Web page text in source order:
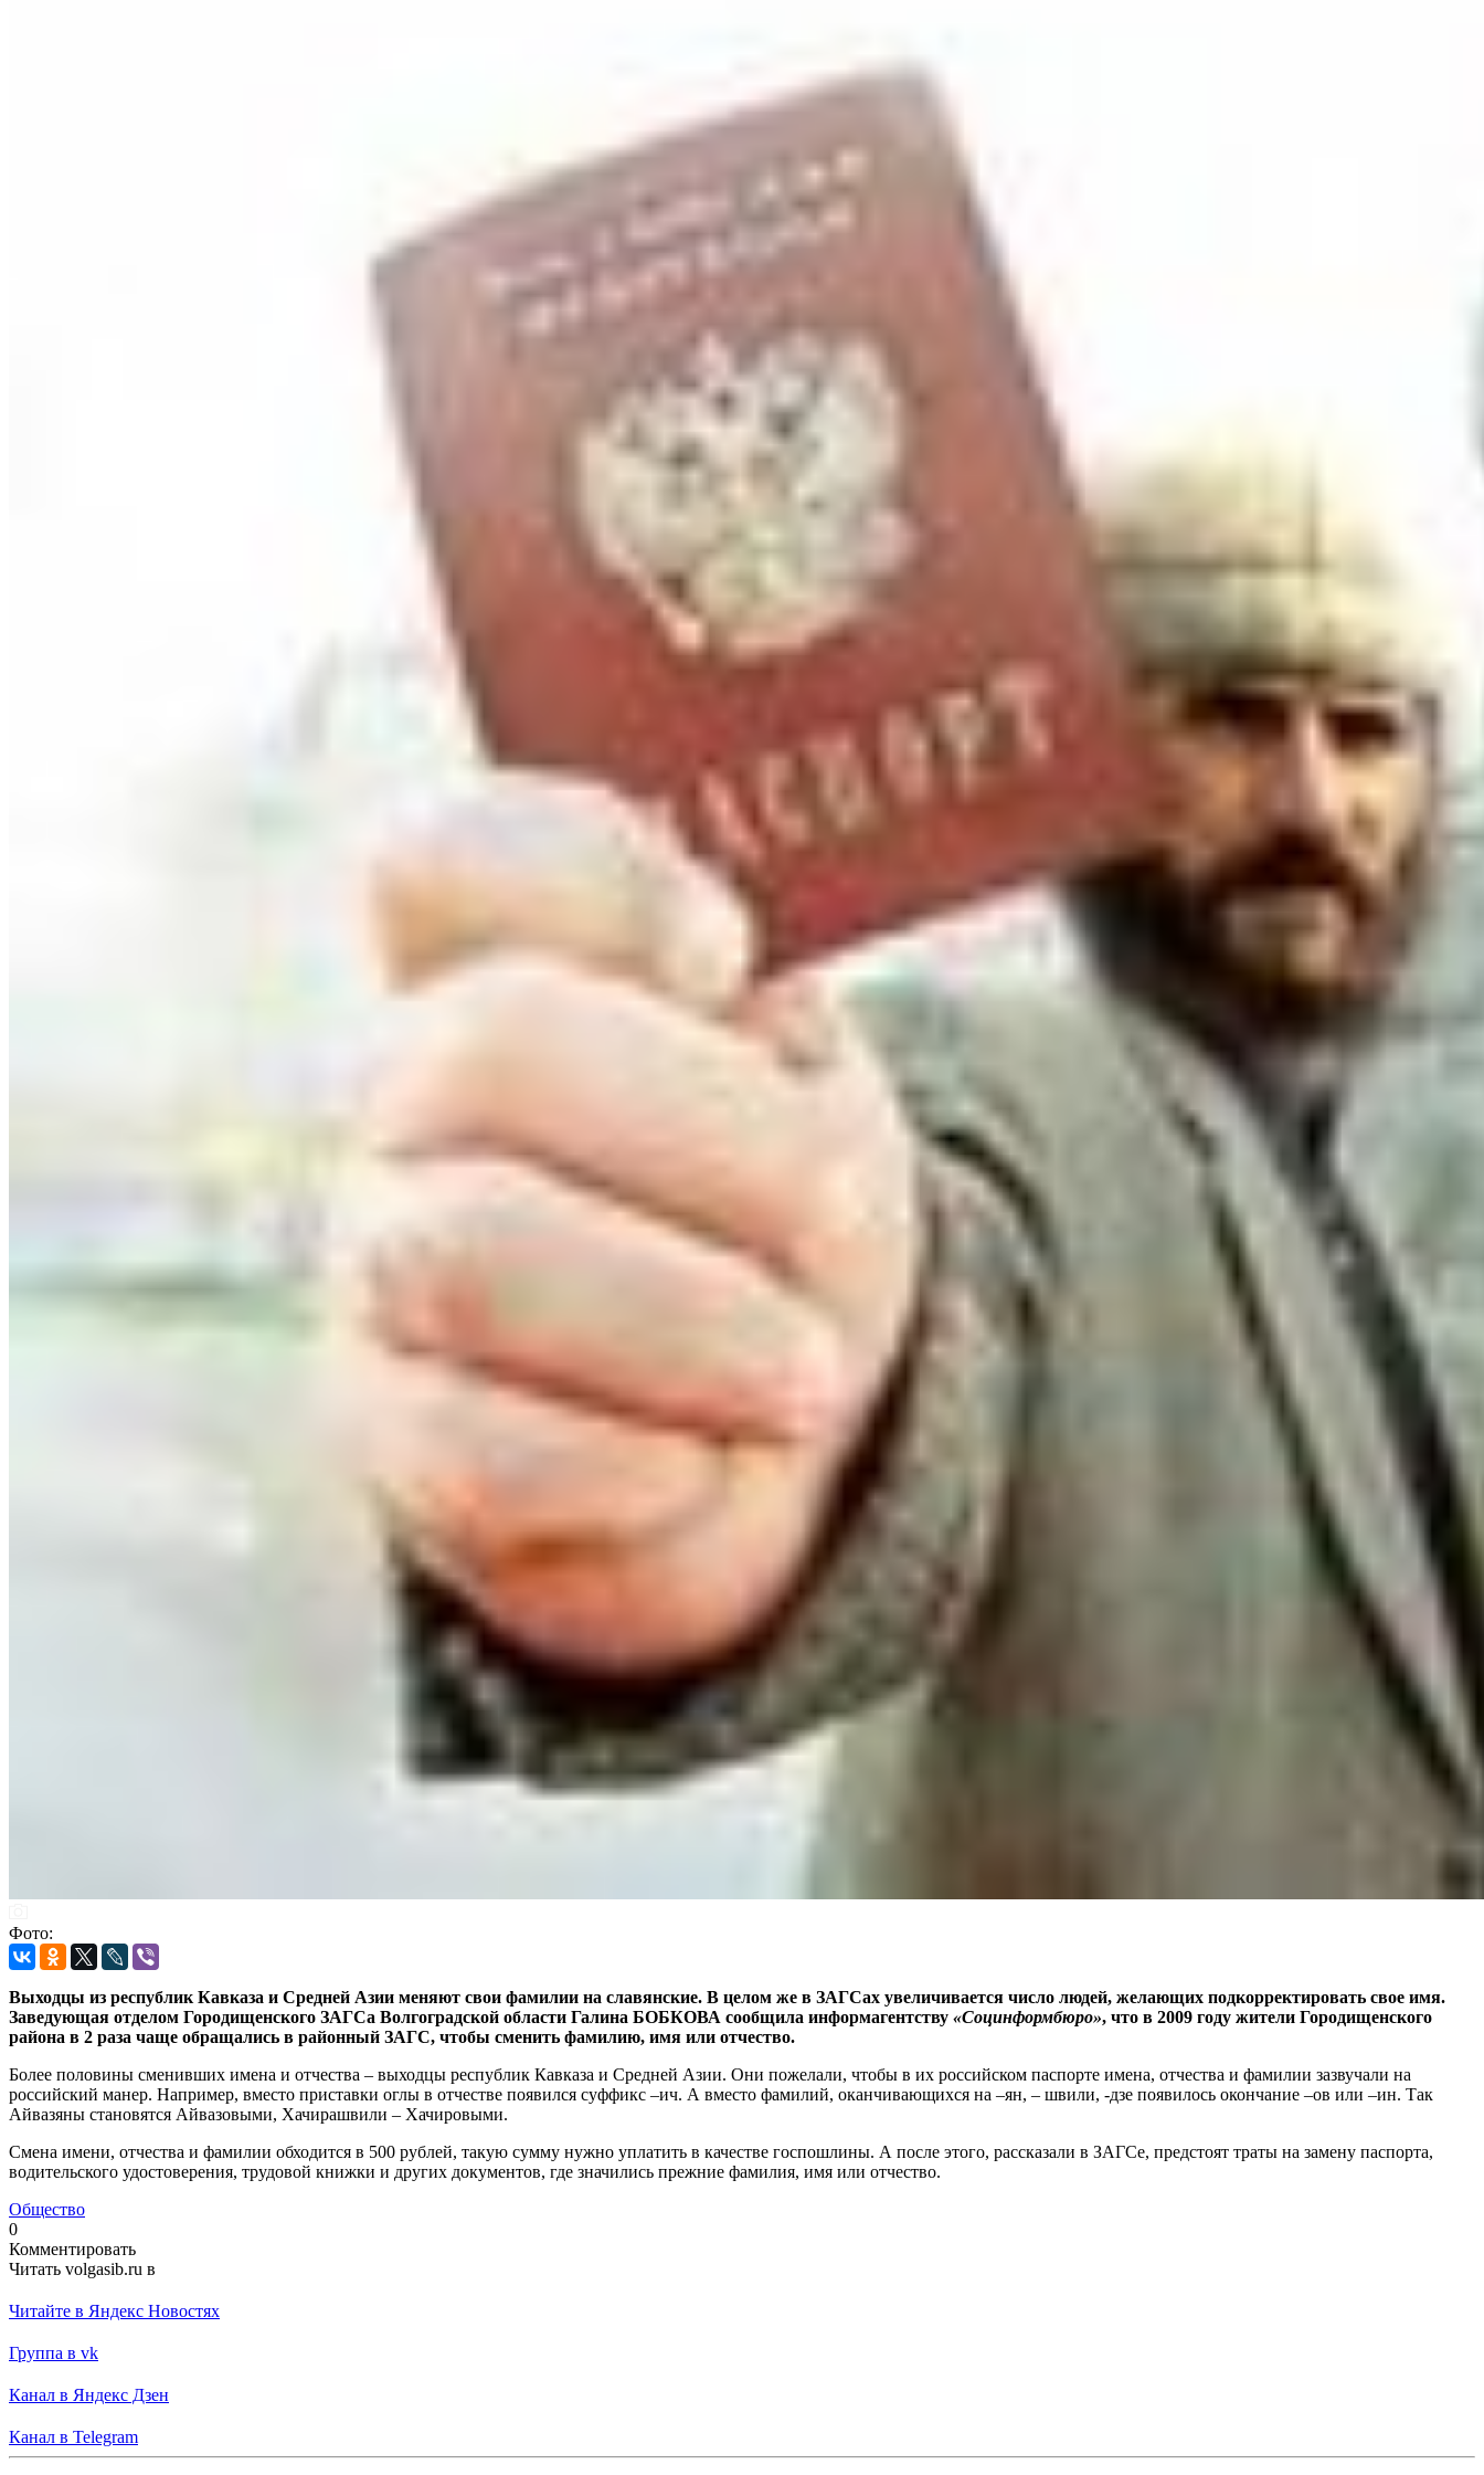
Фото:
Выходцы из республик Кавказа и Средней Азии меняют свои фамилии на славянские. В целом же в ЗАГСах увеличивается число людей, желающих подкорректировать свое имя.
Заведующая отделом Городищенского ЗАГСа Волгоградской области Галина БОБКОВА сообщила информагентству «Социнформбюро», что в 2009 году жители Городищенского
района в 2 раза чаще обращались в районный ЗАГС, чтобы сменить фамилию, имя или отчество.
Более половины сменивших имена и отчества – выходцы республик Кавказа и Средней Азии. Они пожелали, чтобы в их российском паспорте имена, отчества и фамилии зазвучали на
российский манер. Например, вместо приставки оглы в отчестве появился суффикс –ич. А вместо фамилий, оканчивающихся на –ян, – швили, -дзе появилось окончание –ов или –ин. Так
Айвазяны становятся Айвазовыми, Хачирашвили – Хачировыми.
Смена имени, отчества и фамилии обходится в 500 рублей, такую сумму нужно уплатить в качестве госпошлины. А после этого, рассказали в ЗАГСе, предстоят траты на замену паспорта,
водительского удостоверения, трудовой книжки и других документов, где значились прежние фамилия, имя или отчество.
Общество
0
Комментировать
Читать volgasib.ru в
Читайте в Яндекс Новостях
Группа в vk
Канал в Яндекс Дзен
Канал в Telegram